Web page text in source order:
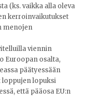
(ks. vaikka alla oleva
kerroinvaikutukset
menojen
viennin
Euroopan osalta,
päätyessään
loppujen lopuksi
että pääosa EU:n